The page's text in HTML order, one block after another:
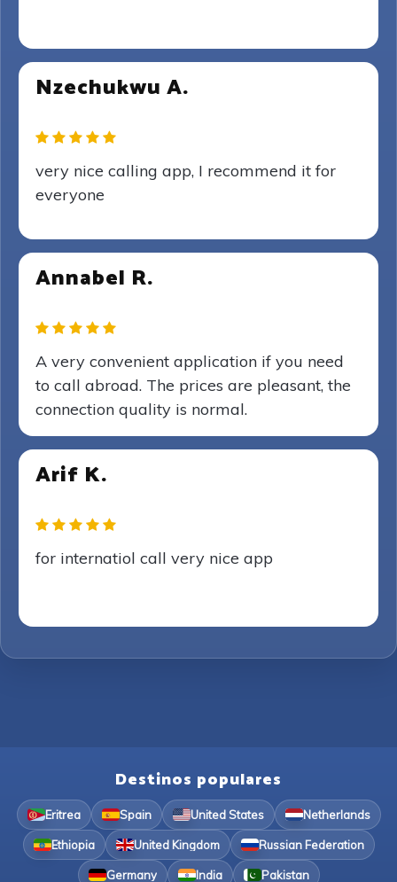
Nzechukwu A.
very nice calling app, I recommend it for
everyone
Annabel R.
A very convenient application if you need
to call abroad. The prices are pleasant, the
connection quality is normal.
Arif K.
for internatiol call very nice app
Destinos populares
Eritrea Spain United States Netherlands
Ethiopia United Kingdom Russian Federation
Germany India Pakistan